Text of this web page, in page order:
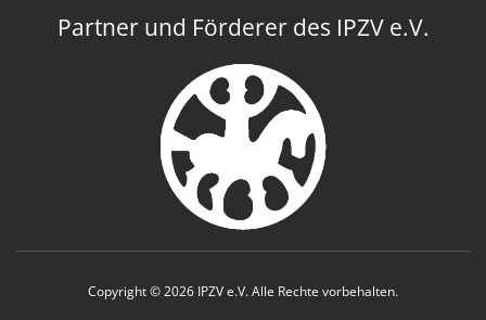
Partner und Förderer des IPZV e.V.
Copyright © 2026 IPZV e.V. Alle Rechte vorbehalten.